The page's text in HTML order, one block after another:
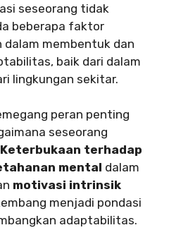
seseorang tidak
beberapa faktor
membentuk dan
baik dari dalam
lingkungan sekitar.
peran penting
seseorang
Keterbukaan terhadap
mental dalam
motivasi intrinsik
menjadi pondasi
adaptabilitas.